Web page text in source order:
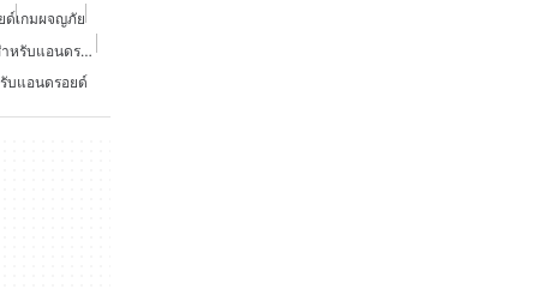
ด์เกมผจญภัย
เกมผจญภัยแบบชี้แล้วคลิกสำหรับแอนดรอยด์
บแอนดรอยด์